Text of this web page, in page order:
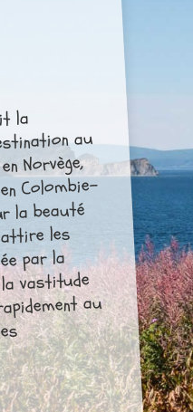
la au
Norvège,
Colombie-
la beauté
les
par la
vastitude
au